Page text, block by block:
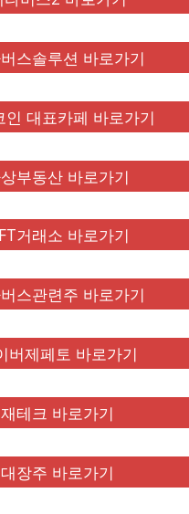
스솔루션 바로가기
인 대표카페 바로가기
부동산 바로가기
거래소 바로가기
스관련주 바로가기
버제페토 바로가기
재테크 바로가기
대장주 바로가기